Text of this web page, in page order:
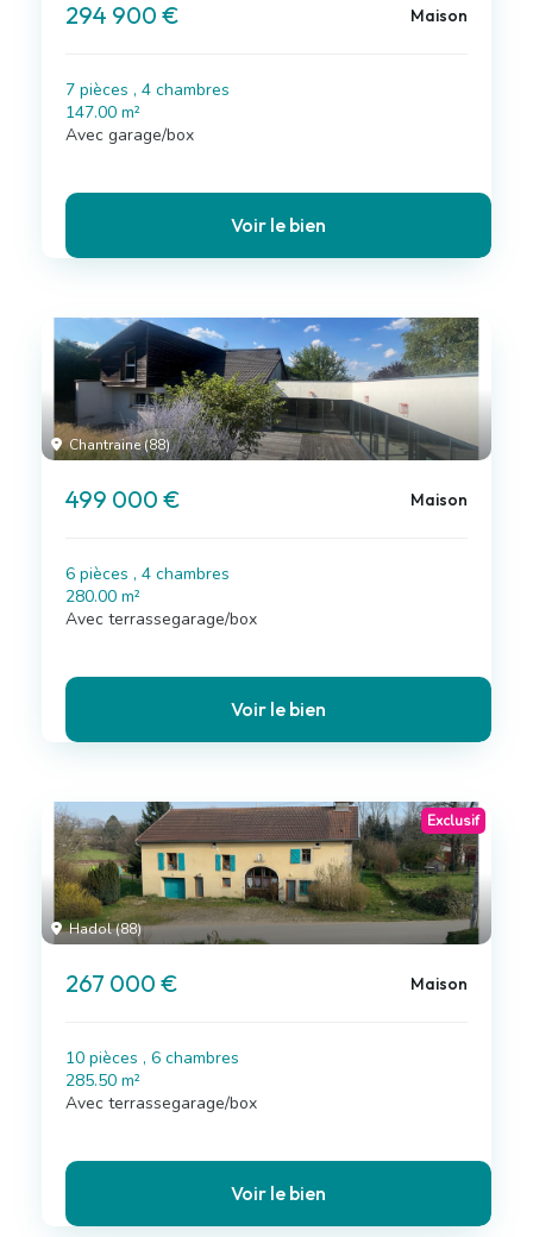
294 900 € Maison
7 pièces , 4 chambres
147.00 m²
Avec garage/box
Voir le bien
Chantraine (88)
499 000 € Maison
6 pièces , 4 chambres
280.00 m²
Avec terrassegarage/box
Voir le bien
Hadol (88)
Exclusif
267 000 € Maison
10 pièces , 6 chambres
285.50 m²
Avec terrassegarage/box
Voir le bien